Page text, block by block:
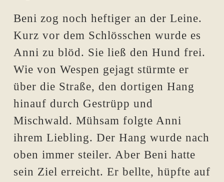
Beni zog noch heftiger an der Leine.
Kurz vor dem Schlösschen wurde es
Anni zu blöd. Sie ließ den Hund frei.
Wie von Wespen gejagt stürmte er
über die Straße, den dortigen Hang
hinauf durch Gestrüpp und
Mischwald. Mühsam folgte Anni
ihrem Liebling. Der Hang wurde nach
oben immer steiler. Aber Beni hatte
sein Ziel erreicht. Er bellte, hüpfte auf